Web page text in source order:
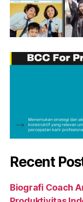
Recent
Biografi Coach